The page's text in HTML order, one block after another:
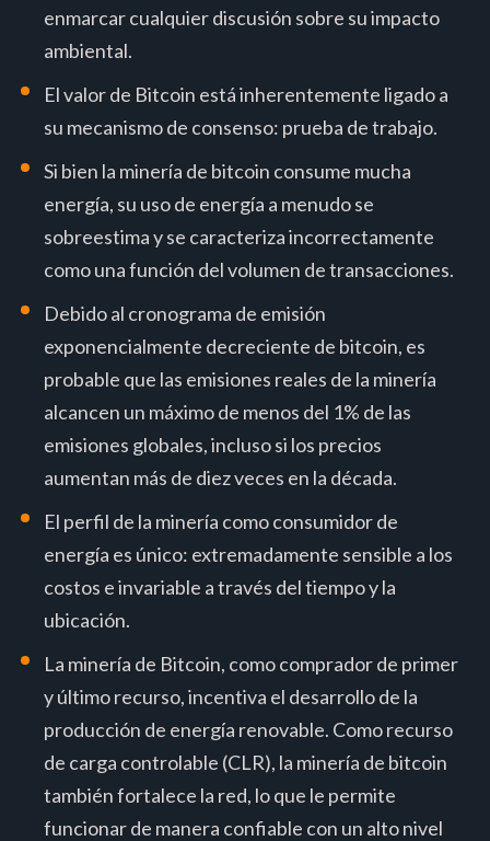
enmarcar cualquier discusión sobre su impacto
ambiental.
El valor de Bitcoin está inherentemente ligado a
su mecanismo de consenso: prueba de trabajo.
Si bien la minería de bitcoin consume mucha
energía, su uso de energía a menudo se
sobreestima y se caracteriza incorrectamente
como una función del volumen de transacciones.
Debido al cronograma de emisión
exponencialmente decreciente de bitcoin, es
probable que las emisiones reales de la minería
alcancen un máximo de menos del 1% de las
emisiones globales, incluso si los precios
aumentan más de diez veces en la década.
El perfil de la minería como consumidor de
energía es único: extremadamente sensible a los
costos e invariable a través del tiempo y la
ubicación.
La minería de Bitcoin, como comprador de primer
y último recurso, incentiva el desarrollo de la
producción de energía renovable. Como recurso
de carga controlable (CLR), la minería de bitcoin
también fortalece la red, lo que le permite
funcionar de manera confiable con un alto nivel